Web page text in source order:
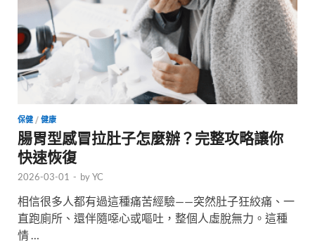
保健 / 健康
腸胃型感冒拉肚子怎麼辦？完整攻略讓你
快速恢復
2026-03-01 - byYC
相信很多人都有過這種痛苦經驗——突然肚子狂絞痛、一
直跑廁所、還伴隨噁心或嘔吐，整個人虛脫無力。這種
情 …